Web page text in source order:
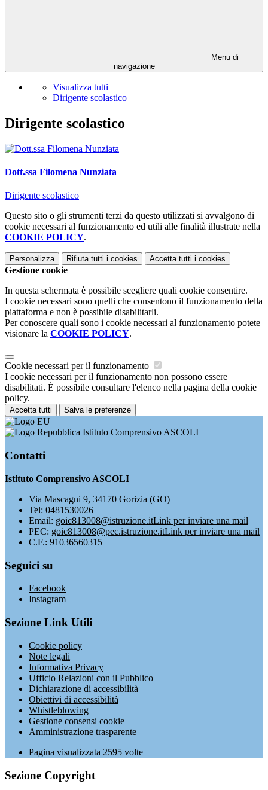
Menu di
navigazione
Visualizza tutti
Dirigente scolastico
Dirigente scolastico
Dott.ssa Filomena Nunziata
Dirigente scolastico
Questo sito o gli strumenti terzi da questo utilizzati si avvalgono di
cookie necessari al funzionamento ed utili alle finalità illustrate nella
COOKIE POLICY.
Personalizza Rifiuta tutti i cookies Accetta tutti i cookies
Gestione cookie
In questa schermata è possibile scegliere quali cookie consentire.
I cookie necessari sono quelli che consentono il funzionamento della
piattaforma e non è possibile disabilitarli.
Per conoscere quali sono i cookie necessari al funzionamento potete
visionare la COOKIE POLICY.
Cookie necessari per il funzionamento
I cookie necessari per il funzionamento non possono essere
disabilitati. È possibile consultare l'elenco nella pagina della cookie
policy.
Accetta tutti Salva le preferenze
Istituto Comprensivo ASCOLI
Contatti
Istituto Comprensivo ASCOLI
Via Mascagni 9, 34170 Gorizia (GO)
Tel: 0481530026
Email: goic813008@istruzione.itLink per inviare una mail
PEC: goic813008@pec.istruzione.itLink per inviare una mail
C.F.: 91036560315
Seguici su
Facebook
Instagram
Sezione Link Utili
Cookie policy
Note legali
Informativa Privacy
Ufficio Relazioni con il Pubblico
Dichiarazione di accessibilità
Obiettivi di accessibilità
Whistleblowing
Gestione consensi cookie
Amministrazione trasparente
Pagina visualizzata 2595 volte
Sezione Copyright